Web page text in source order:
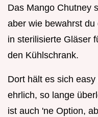
Das Mango Chutney
aber wie bewahrst
in sterilisierte Gläser
den Kühlschrank.
Dort hält es sich
ehrlich, so lange
ist auch 'ne Option,